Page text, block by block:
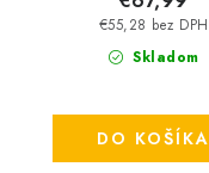
Skladom
€55,28 bez DPH
DO KOŠÍKA